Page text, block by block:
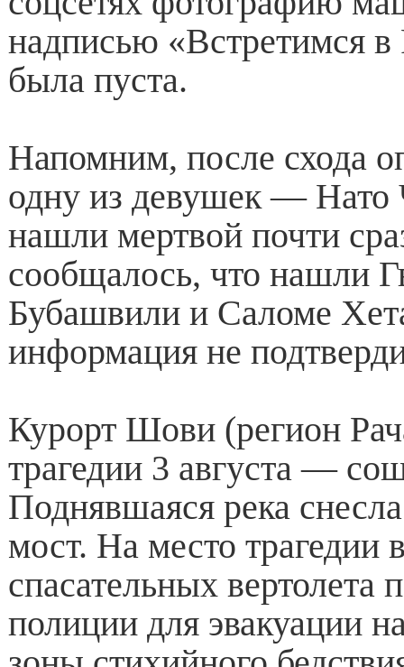
надписью «Встретимся
была пуста.
Напомним, после схода
одну из девушек —
нашли мертвой почти
сообщалось, что нашли
Бубашвили и Саломе
информация не
Курорт Шови (регион
трагедии 3 августа —
Поднявшаяся река
мост. На место трагедии
спасательных вертолета
полиции для эвакуации